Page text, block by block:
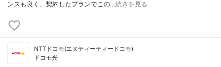
ンスも良く、契約したプランでこの…続きを見る
NTTドコモ(エヌティーティードコモ)
ドコモ光